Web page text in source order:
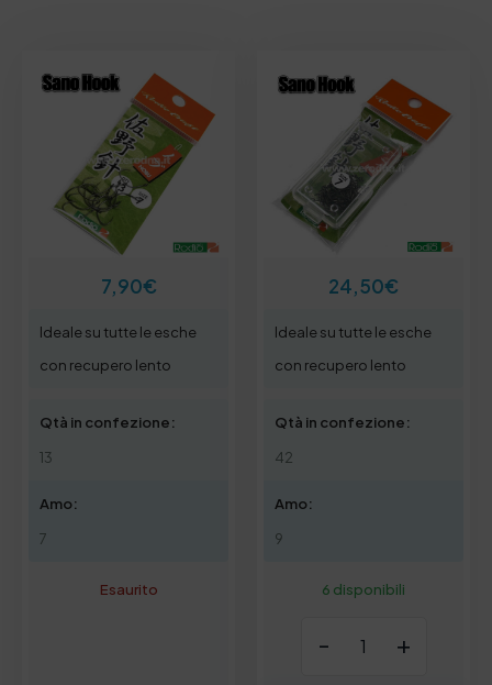
7,90€
Ideale su tutte le esche
con recupero lento
Qtà in confezione:
13
Amo:
7
Esaurito
24,50€
Ideale su tutte le esche
con recupero lento
Qtà in confezione:
42
Amo:
9
6 disponibili
- +